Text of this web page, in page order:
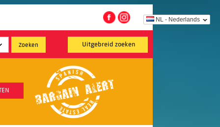
NL - Nederlands
Uitgebreid zoeken